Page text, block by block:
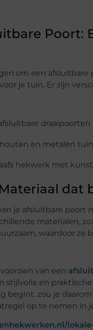
Poort:
om een
je tuin. Er zijn
draaipoorten
houten en metalen
hekwerk met
dat
je afsluitbare poort
materialen,
waardoor ze
van een
stijlvolle en
begint, zou je
op te nemen in